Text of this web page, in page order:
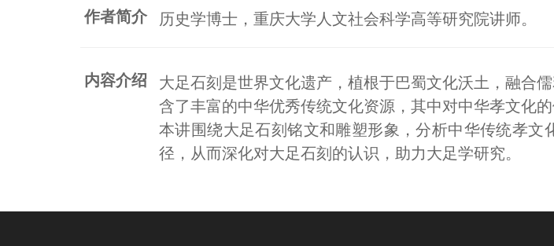
作者简介 历史学博士，重庆大学人文社会科学高等研究院讲师。
内容介绍 大足石刻是世界文化遗产，植根于巴蜀文化沃土，融合
含了丰富的中华优秀传统文化资源，其中对中华孝文化
本讲围绕大足石刻铭文和雕塑形象，分析中华传统孝
径，从而深化对大足石刻的认识，助力大足学研究。